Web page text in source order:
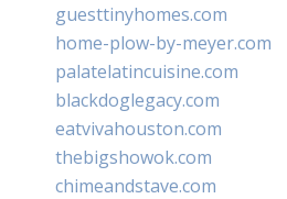
guesttinyhomes.com
home-plow-by-meyer.com
palatelatincuisine.com
blackdoglegacy.com
eatvivahouston.com
thebigshowok.com
chimeandstave.com